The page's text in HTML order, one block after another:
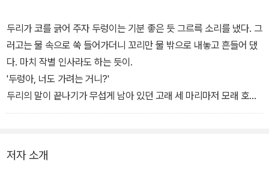
두리가 코를 긁어 주자 두렁이는 기분 좋은 듯 그르륵 소리를 냈다. 그
러고는 물 속으로 쑥 들어가더니 꼬리만 물 밖으로 내놓고 흔들어 댔
다. 마치 작별 인사라도 하는 듯이.
'두렁아, 너도 가려는 거니?'
두리의 말이 끝나기가 무섭게 남아 있던 고래 세 마리마저 모래 호수
를 벗어났다. 아이들은 배를 타고 고래 뒤를 따라갔다. 수컷 고래 한
다. 아기를 안고 있는 엄마처럼 다정하고 포근한 모습이었다. 고래들
저자 소개